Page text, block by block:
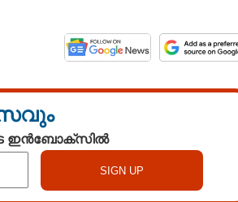
ഇൻബോക്സിൽ
Copy Link